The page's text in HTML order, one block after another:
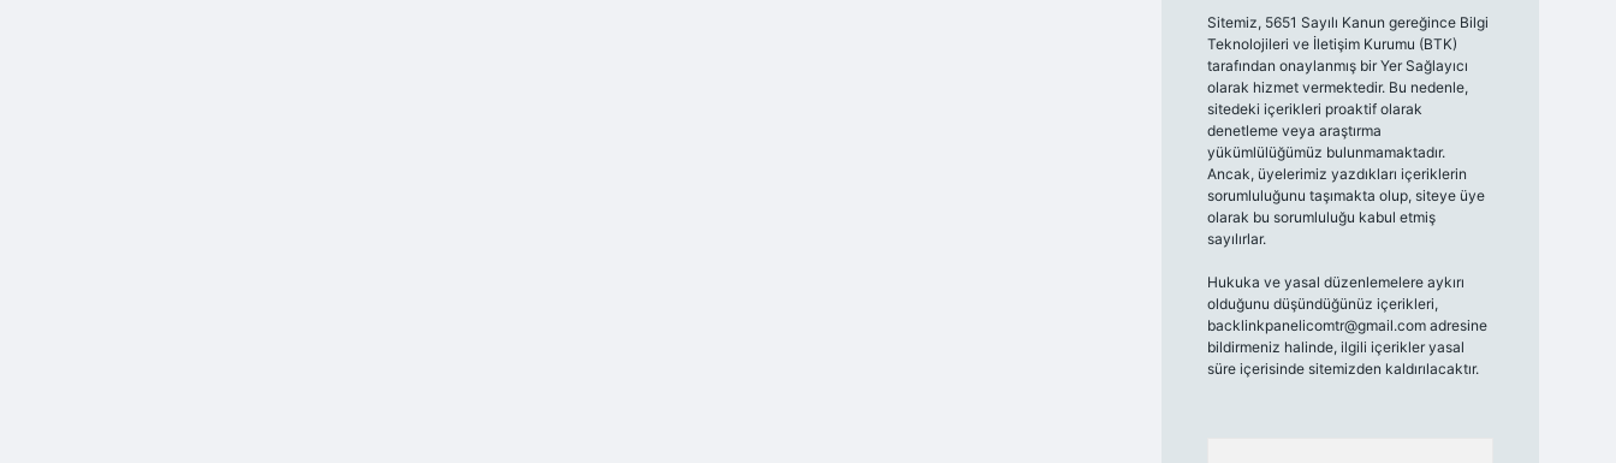
Sitemiz, 5651 Sayılı Kanun gereğince Bilgi
Teknolojileri ve İletişim Kurumu (BTK)
tarafından onaylanmış bir Yer Sağlayıcı
olarak hizmet vermektedir. Bu nedenle,
sitedeki içerikleri proaktif olarak
denetleme veya araştırma
yükümlülüğümüz bulunmamaktadır.
Ancak, üyelerimiz yazdıkları içeriklerin
sorumluluğunu taşımakta olup, siteye üye
olarak bu sorumluluğu kabul etmiş
sayılırlar.
Hukuka ve yasal düzenlemelere aykırı
olduğunu düşündüğünüz içerikleri,
backlinkpanelicomtr@gmail.comadresine
bildirmeniz halinde, ilgili içerikler yasal
süre içerisinde sitemizden kaldırılacaktır.